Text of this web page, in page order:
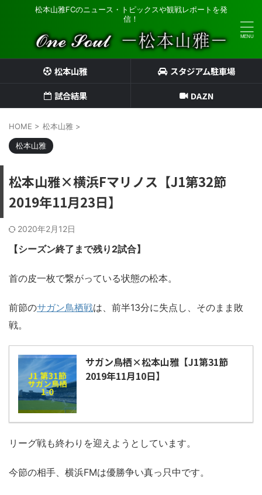
松本山雅FCのニュース・トピックスや観戦レポートを発
信！
松本山雅
スタジアム駐車場
試合結果
DAZN
HOME > 松本山雅 >
松本山雅
松本山雅×横浜Fマリノス【J1第32節
2019年11月23日】
2020年2月12日
【シーズン終了まで残り2試合】
首の皮一枚で繋がっている状態の松本。
前節のサガン鳥栖戦は、前半13分に失点し、そのまま敗
戦。
サガン鳥栖×松本山雅【J1第31節
2019年11月10日】
リーグ戦も終わりを迎えようとしています。
今節の相手、横浜FMは優勝争い真っ只中です。